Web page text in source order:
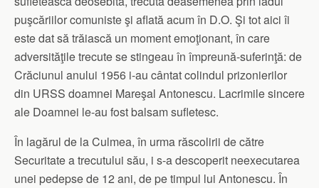
puşcăriilor comuniste şi aflată acum în D.O. Şi tot aici îi
este dat să trăiască un moment emoţionant, în care
adversităţile trecute se stingeau în împreună-suferinţă: de
Crăciunul anului 1956 i-au cântat colindul prizonierilor
din URSS doamnei Mareşal Antonescu. Lacrimile sincere
ale Doamnei le-au fost balsam sufletesc.
În lagărul de la Culmea, în urma răscolirii de către
Securitate a trecutului său, i s-a descoperit neexecutarea
unei pedepse de 12 ani, de pe timpul lui Antonescu. În